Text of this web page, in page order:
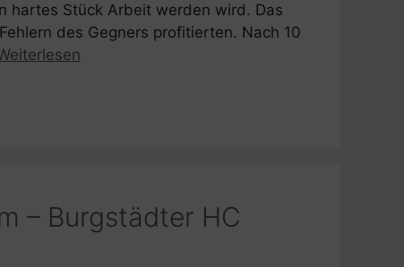
hartes Stück Arbeit werden wird. Das
des Gegners profitierten. Nach 10
– Burgstädter HC